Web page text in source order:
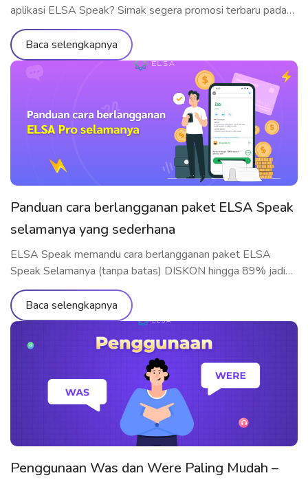
aplikasi ELSA Speak? Simak segera promosi terbaru pada
tahun 2023
Baca selengkapnya
Panduan cara berlangganan paket ELSA Speak
selamanya yang sederhana
ELSA Speak memandu cara berlangganan paket ELSA
Speak Selamanya (tanpa batas) DISKON hingga 89% jadi
Rp1.119.000 secara cepat dan mudah difahami
Baca selengkapnya
Penggunaan Was dan Were Paling Mudah –